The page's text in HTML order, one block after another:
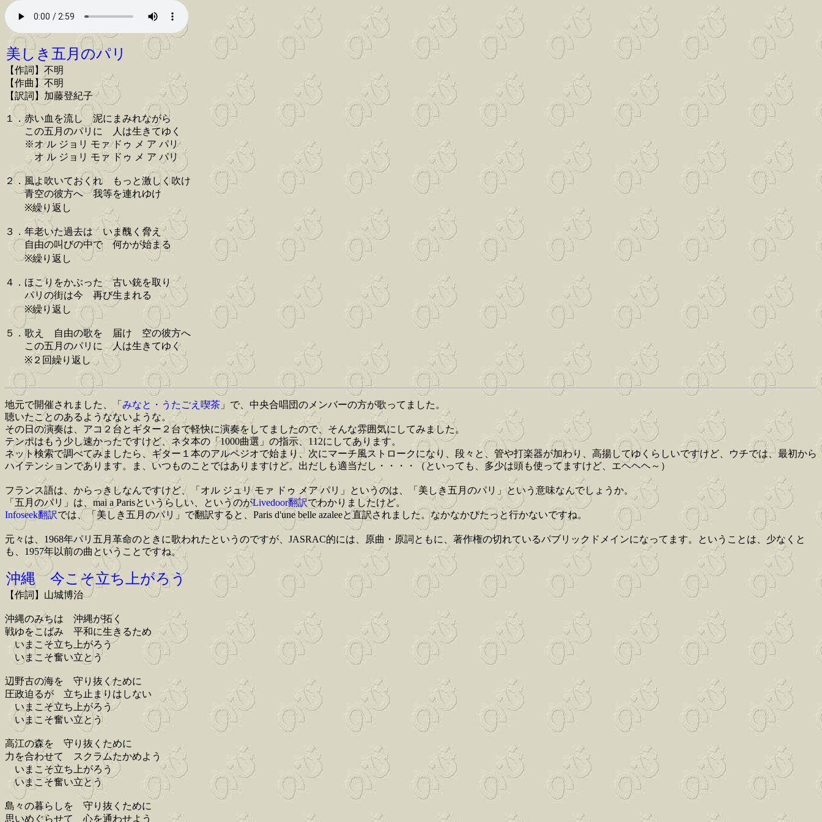
美しき五月のパリ
【作詞】不明
【作曲】不明
【訳詞】加藤登紀子
１．赤い血を流し 泥にまみれながら
この五月のパリに 人は生きてゆく
※オ ル ジョリ モァ ドゥ メ ア パリ
オ ル ジョリ モァ ドゥ メ ア パリ
２．風よ吹いておくれ もっと激しく吹け
青空の彼方へ 我等を連れゆけ
※繰り返し
３．年老いた過去は いま醜く脅え
自由の叫びの中で 何かが始まる
※繰り返し
４．ほこりをかぶった 古い銃を取り
パリの街は今 再び生まれる
※繰り返し
５．歌え 自由の歌を 届け 空の彼方へ
この五月のパリに 人は生きてゆく
※２回繰り返し
地元で開催されました、「 みなと・うたごえ喫茶 」で、中央合唱団のメンバーの方が歌ってました。
聴いたことのあるようなないような。
その日の演奏は、アコ２台とギター２台で軽快に演奏をしてましたので、そんな雰囲気にしてみました。
テンポはもう少し速かったですけど、ネタ本の「1000曲選」の指示、112にしてあります。
ネット検索で調べてみましたら、ギター１本のアルペジオで始まり、次にマーチ風ストロークになり、段々と、管や打楽器が加わり、高揚してゆくらしいですけど、ウチでは、最初から
ハイテンションであります。ま、いつものことではありますけど。出だしも適当だし・・・・（といっても、多少は頭も使ってますけど、エヘヘヘ～）
フランス語は、からっきしなんですけど、「オル ジュリ モァ ドゥ メア パリ」というのは、「美しき五月のパリ」という意味なんでしょうか。
「五月のパリ」は、mai a Parisというらしい、というのがLivedoor翻訳でわかりましたけど。
Infoseek翻訳では、「美しき五月のパリ」で翻訳すると、Paris d'une belle azaleeと直訳されました。なかなかぴたっと行かないですね。
元々は、1968年パリ五月革命のときに歌われたというのですが、JASRAC的には、原曲・原詞ともに、著作権の切れているパブリックドメインになってます。ということは、少なくと
も、1957年以前の曲ということですね。
沖縄 今こそ立ち上がろう
【作詞】山城博治
沖縄のみちは 沖縄が拓く
戦ゆをこばみ 平和に生きるため
いまこそ立ち上がろう
いまこそ奮い立とう
辺野古の海を 守り抜くために
圧政迫るが 立ち止まりはしない
いまこそ立ち上がろう
いまこそ奮い立とう
高江の森を 守り抜くために
力を合わせて スクラムたかめよう
いまこそ立ち上がろう
いまこそ奮い立とう
島々の暮らしを 守り抜くために
思いめぐらせて 心を通わせよう